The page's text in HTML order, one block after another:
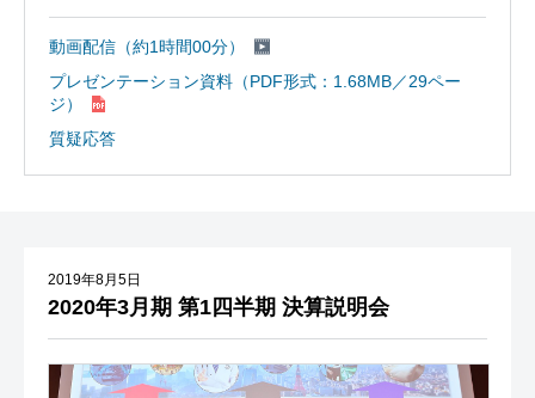
動画配信（約1時間00分）
プレゼンテーション資料（PDF形式：1.68MB／29ペー
ジ）
質疑応答
2020年3月期 第1四半期 決算説明会
2019年8月5日